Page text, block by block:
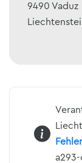
9490 Vaduz